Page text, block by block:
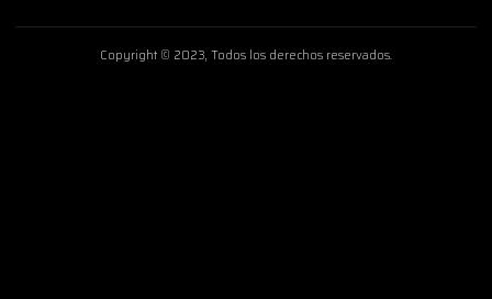
Copyright © 2023, Todos los derechos reservados.